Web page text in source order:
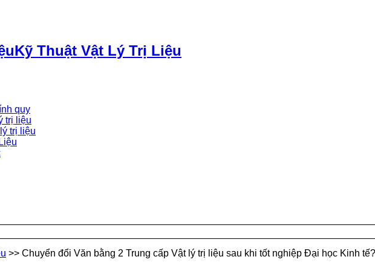
Kỹ Thuật Vật Lý Trị Liệu
quy
trị liệu
trị liệu
>> Chuyển đổi Văn bằng 2 Trung cấp Vật lý trị liệu sau khi tốt nghiệp Đại học Kinh tế?